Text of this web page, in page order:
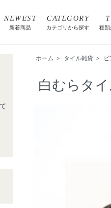
NEWEST
新着商品
CATEGORY
カテゴリから探す 種類
ホーム > タイル雑貨 >
白むらタ